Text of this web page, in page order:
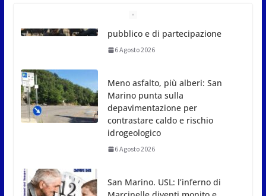
Meno asfalto, più alberi: San
Marino punta sulla
contrastare caldo e rischio
idrogeologico
6 Agosto 2026
San Marino. USL: l’inferno di
Marcinelle diventi monito e
6 Agosto 2026